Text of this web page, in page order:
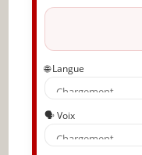
🌐 Langue
🗣️ Voix